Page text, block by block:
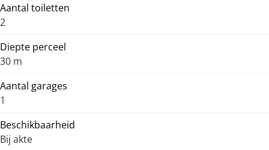
Aantal toiletten
2
Diepte perceel
30 m
Aantal garages
1
Beschikbaarheid
Bij akte